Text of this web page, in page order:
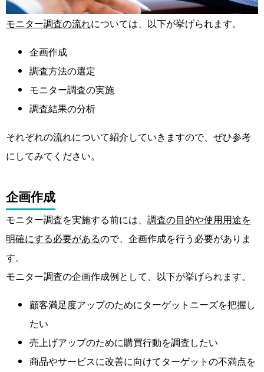
モニター調査の流れについては、以下が挙げられます。
企画作成
調査方法の選定
モニター調査の実施
調査結果の分析
それぞれの流れについて紹介していきますので、ぜひ参考
にしてみてください。
企画作成
モニター調査を実施する前には、 調査の目的や使用用途を
明確にする必要があるので、企画作成を行う必要がありま
す。
モニター調査の企画作成例として、以下が挙げられます。
顧客満足度アップのためにターゲットニーズを把握し
たい
売上げアップのために購買行動を調査したい
商品やサービスに改善に向けてターゲットの不満点を